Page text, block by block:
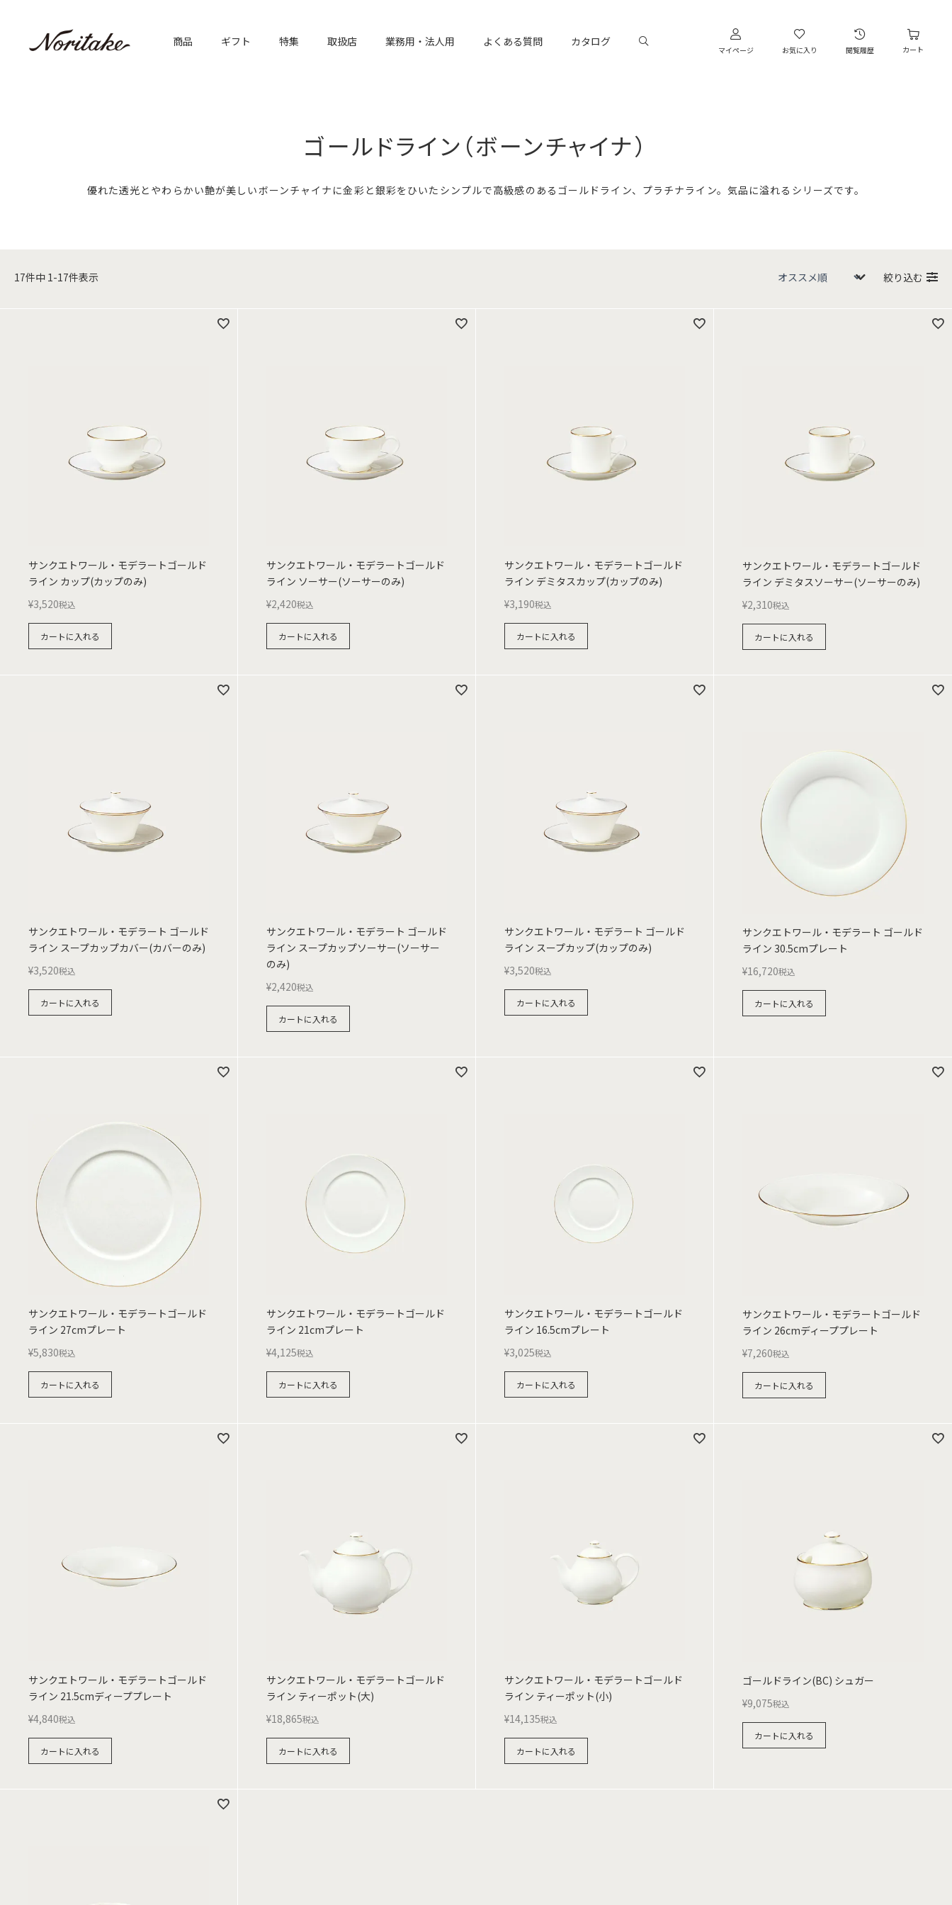
商品 ギフト 特集 取扱店 業務用・法人用 よくある質問 カタログ
マイページ お気に入り 閲覧履歴 カート
ゴールドライン（ボーンチャイナ）
優れた透光とやわらかい艶が美しいボーンチャイナに金彩と銀彩をひいたシンプルで高級感のあるゴールドライン、プラチナライン。気品に溢れるシリーズです。
17件中 1-17件表示 絞り込む
サンクエトワール・モデラートゴールド
ライン カップ(カップのみ)
¥3,520税込
カートに入れる
サンクエトワール・モデラートゴールド
ライン ソーサー(ソーサーのみ)
¥2,420税込
カートに入れる
サンクエトワール・モデラートゴールド
ライン デミタスカップ(カップのみ)
¥3,190税込
カートに入れる
サンクエトワール・モデラートゴールド
ライン デミタスソーサー(ソーサーのみ)
¥2,310税込
カートに入れる
サンクエトワール・モデラート ゴールド
ライン スープカップカバー(カバーのみ)
¥3,520税込
カートに入れる
サンクエトワール・モデラート ゴールド
ライン スープカップソーサー(ソーサー
のみ)
¥2,420税込
カートに入れる
サンクエトワール・モデラート ゴールド
ライン スープカップ(カップのみ)
¥3,520税込
カートに入れる
サンクエトワール・モデラート ゴールド
ライン 30.5cmプレート
¥16,720税込
カートに入れる
サンクエトワール・モデラートゴールド
ライン 27cmプレート
¥5,830税込
カートに入れる
サンクエトワール・モデラートゴールド
ライン 21cmプレート
¥4,125税込
カートに入れる
サンクエトワール・モデラートゴールド
ライン 16.5cmプレート
¥3,025税込
カートに入れる
サンクエトワール・モデラートゴールド
ライン 26cmディーププレート
¥7,260税込
カートに入れる
サンクエトワール・モデラートゴールド
ライン 21.5cmディーププレート
¥4,840税込
カートに入れる
サンクエトワール・モデラートゴールド
ライン ティーポット(大)
¥18,865税込
カートに入れる
サンクエトワール・モデラートゴールド
ライン ティーポット(小)
¥14,135税込
カートに入れる
ゴールドライン(BC) シュガー
¥9,075税込
カートに入れる